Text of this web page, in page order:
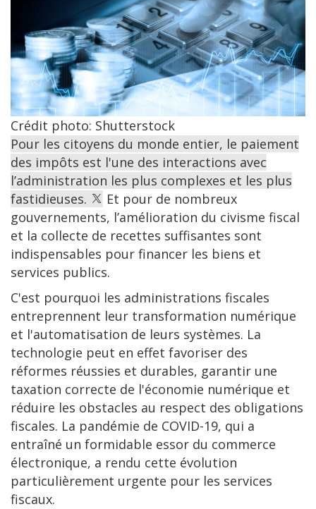
Crédit photo: Shutterstock
Pour les citoyens du monde entier, le paiement
des impôts est l'une des interactions avec
l’administration les plus complexes et les plus
fastidieuses.
Et pour de nombreux
gouvernements, l’amélioration du civisme fiscal
et la collecte de recettes suffisantes sont
indispensables pour financer les biens et
services publics.
C'est pourquoi les administrations fiscales
entreprennent leur transformation numérique
et l'automatisation de leurs systèmes. La
technologie peut en effet favoriser des
réformes réussies et durables, garantir une
taxation correcte de l'économie numérique et
réduire les obstacles au respect des obligations
fiscales. La pandémie de COVID-19, qui a
entraîné un formidable essor du commerce
électronique, a rendu cette évolution
particulièrement urgente pour les services
fiscaux.